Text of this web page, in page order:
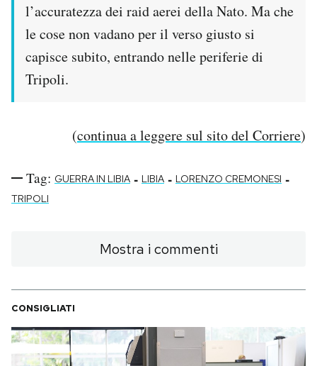
l’accuratezza dei raid aerei della Nato. Ma che
le cose non vadano per il verso giusto si
capisce subito, entrando nelle periferie di
Tripoli.
(continua a leggere sul sito del Corriere)
Tag: GUERRA IN LIBIA - LIBIA - LORENZO CREMONESI -
TRIPOLI
Mostra i commenti
CONSIGLIATI